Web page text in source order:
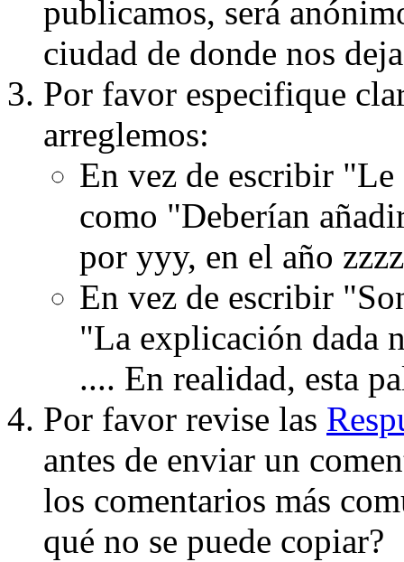
publicamos, será
ciudad de donde nos
Por favor especifique
arreglemos:
En vez de escribir
como "Deberían
por yyy, en el año
En vez de escribir
"La explicación dada
.... En realidad, esta
Por favor revise las
antes de enviar un
los comentarios más
qué no se puede copiar?